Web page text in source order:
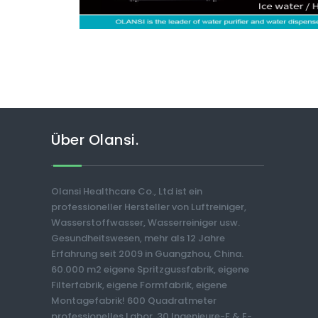
Über Olansi.
Olansi Healthcare Co., Ltd ist ein
professioneller Hersteller von Luftreiniger,
Wasserstoffwasser, Wasserreiniger usw.
Gesundheitswesen, mehr als 12 Jahre
Erfahrung seit 2009 in Guangzhou, China.
60.000 m2 eigene Spritzgussfabrik, eigene
Filterfabrik, eigene Formfabrik, eigene
Montagefabrik! 600 Quadratmeter